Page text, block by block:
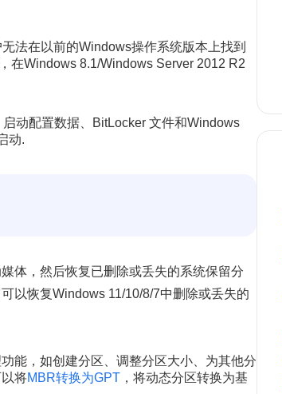
法在以前的Windows操作系统版本上找到
在Windows 8.1/Windows Server 2012 R2
动配置数据、BitLocker 文件和Windows
动.
体，然后恢复已删除或丢失的系统保留分
以恢复Windows 11/10/8/7中删除或丢失的
能，如创建分区、调整分区大小、为其他分
将MBR转换为GPT ，将动态分区转换为基